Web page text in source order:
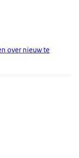
over nieuw te